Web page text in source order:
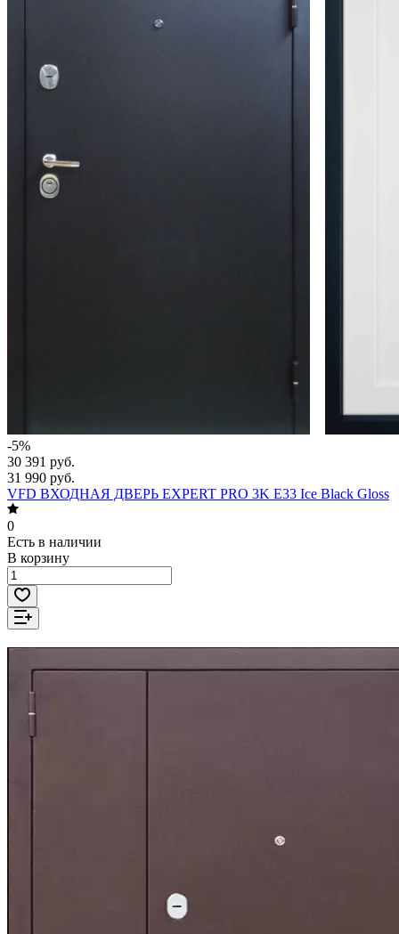
-5%
30 391 руб.
31 990 руб.
VFD ВХОДНАЯ ДВЕРЬ EXPERT PRO 3K E33 Ice Black Gloss
0
Есть в наличии
В корзину